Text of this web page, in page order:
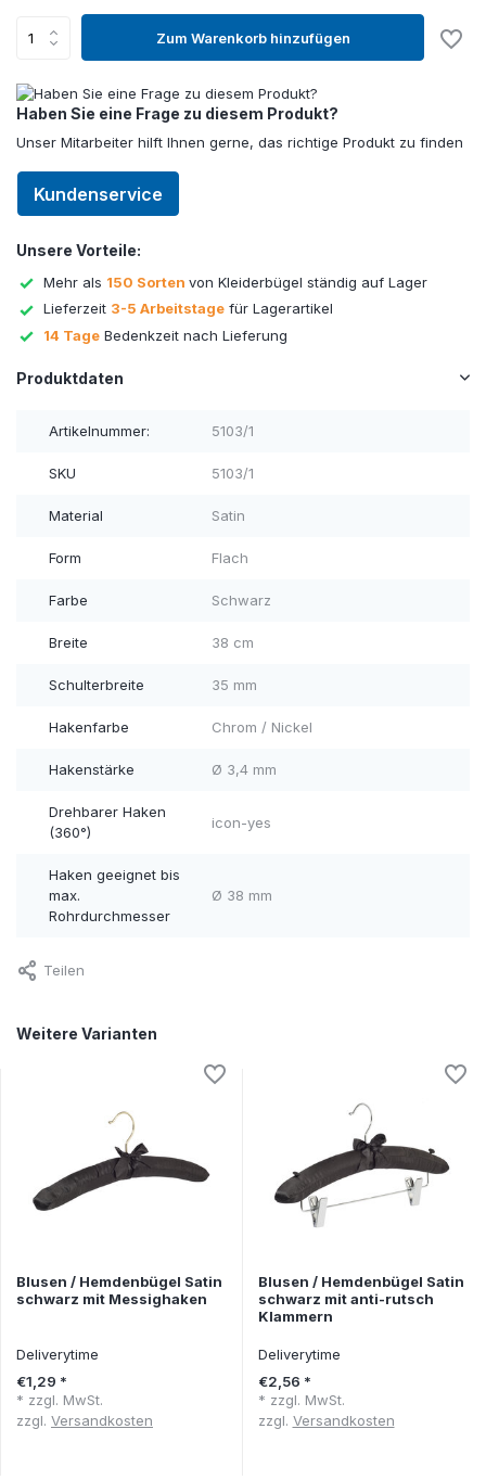
Zum Warenkorb hinzufügen
Haben Sie eine Frage zu diesem Produkt?
Unser Mitarbeiter hilft Ihnen gerne, das richtige Produkt zu finden
Kundenservice
Unsere Vorteile:
Mehr als 150 Sorten von Kleiderbügel ständig auf Lager
Lieferzeit 3-5 Arbeitstage für Lagerartikel
14 Tage Bedenkzeit nach Lieferung
Produktdaten
Artikelnummer: 5103/1
SKU 5103/1
Material Satin
Form Flach
Farbe Schwarz
Breite 38 cm
Schulterbreite 35 mm
Hakenfarbe Chrom / Nickel
Hakenstärke Ø 3,4 mm
Drehbarer Haken
(360°)
icon-yes
Haken geeignet bis
max.
Rohrdurchmesser
Ø 38 mm
Teilen
Weitere Varianten
Blusen / Hemdenbügel Satin
schwarz mit Messighaken
Deliverytime
€1,29 *
* zzgl. MwSt.
zzgl. Versandkosten
Blusen / Hemdenbügel Satin
schwarz mit anti-rutsch
Klammern
Deliverytime
€2,56 *
* zzgl. MwSt.
zzgl. Versandkosten